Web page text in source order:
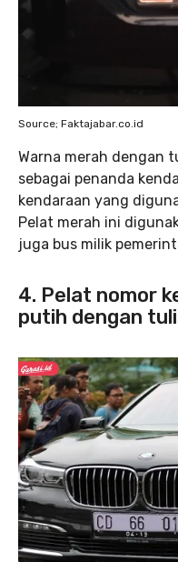
Source; Faktajabar.co.id
Warna merah dengan
sebagai penanda
kendaraan yang
Pelat merah ini
juga bus milik
4. Pelat nomor
putih dengan